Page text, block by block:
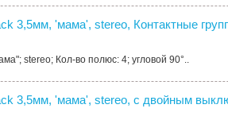
3,5мм, 'мама', stereo, Контактные
stereo; Кол-во полюс: 4; угловой 90°..
3,5мм, 'мама', stereo, с двойным